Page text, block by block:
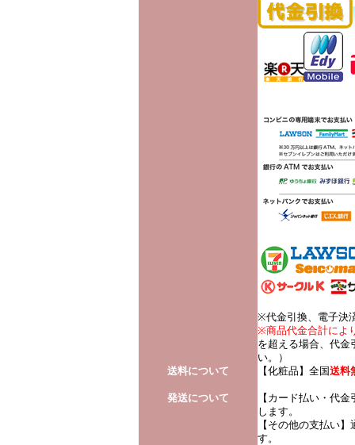
※代金引換、電子決
※商品代金合計によ
を超える場合、代
い。）
送料について
【化粧品】全国送料
発送について
【カード払い・代
します。
【その他の支払い
す。